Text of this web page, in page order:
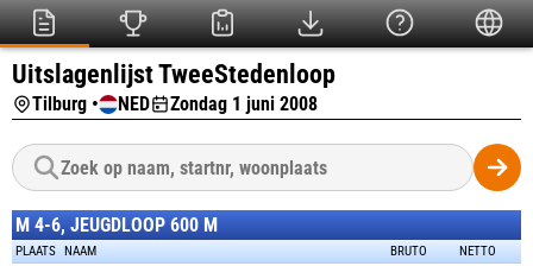
Uitslagenlijst TweeStedenloop
Tilburg • NED Zondag 1 juni 2008
M 4-6, JEUGDLOOP 600 M
PLAATS NAAM BRUTO NETTO